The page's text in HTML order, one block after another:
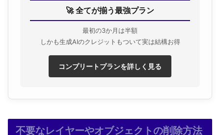
🚀 全てが揃う最強プラン
最初の3か月は半額
しかも生成AIのクレジットもついて実は結構お得
コンプリートプランを詳しく見る
不要なレイヤーやオブジェクトの削除方法